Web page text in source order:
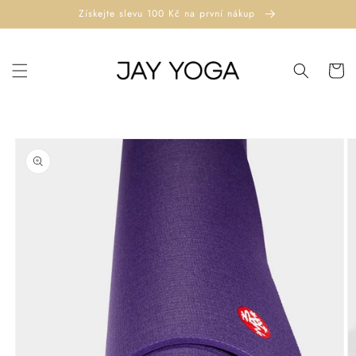
obsahu
Získejte slevu 100 Kč na první nákup
Košík
produktu